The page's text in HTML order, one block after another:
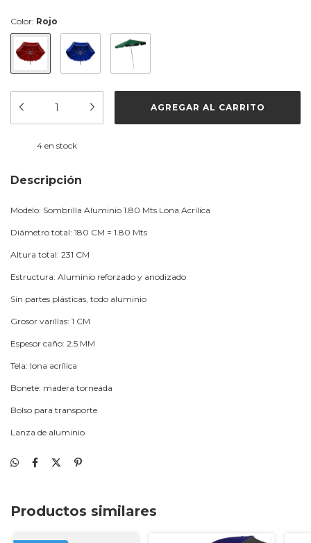
Color: Rojo
4 en stock
Descripción
Modelo: Sombrilla Aluminio 1.80 Mts Lona Acrílica
Diámetro total: 180 CM = 1.80 Mts
Altura total: 231 CM
Estructura: Aluminio reforzado y anodizado
Sin partes plásticas, todo aluminio
Grosor varillas: 1 CM
Espesor caño: 2.5 MM
Tela: lona acrílica
Bonete: madera torneada
Bolso para transporte
Lanza de aluminio
Productos similares